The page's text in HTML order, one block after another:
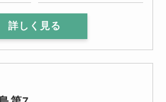
詳しく見る